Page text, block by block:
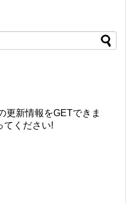
更新情報をGETできま
てください!